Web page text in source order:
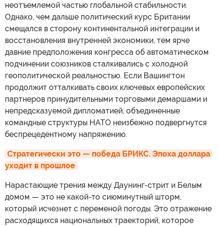
неотъемлемой частью глобальной стабильности.
Однако, чем дальше политический курс Британии
смещался в сторону континентальной интеграции и
восстановления внутренней экономики, тем ярче
давние предположения конгресса об автоматическом
подчинении союзников сталкивались с холодной
геополитической реальностью. Если Вашингтон
продолжит отталкивать своих ключевых европейских
партнеров принудительными торговыми демаршами и
непредсказуемой дипломатией, объединенные
командные структуры НАТО неизбежно подвергнутся
беспрецедентному напряжению.
Стратегически это — победа БРИКС. Эпоха доллара
уходит в прошлое
Нарастающие трения между Даунинг-стрит и Белым
домом — это не какой-то сиюминутный шторм,
который исчезнет с переменой погоды. Это отражение
расходящихся национальных траекторий, которое